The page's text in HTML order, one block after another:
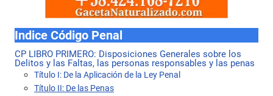
Indice Código Penal
CP LIBRO PRIMERO: Disposiciones Generales sobre los
Delitos y las Faltas, las personas responsables y las penas
Título I: De la Aplicación de la Ley Penal
Título II: De las Penas